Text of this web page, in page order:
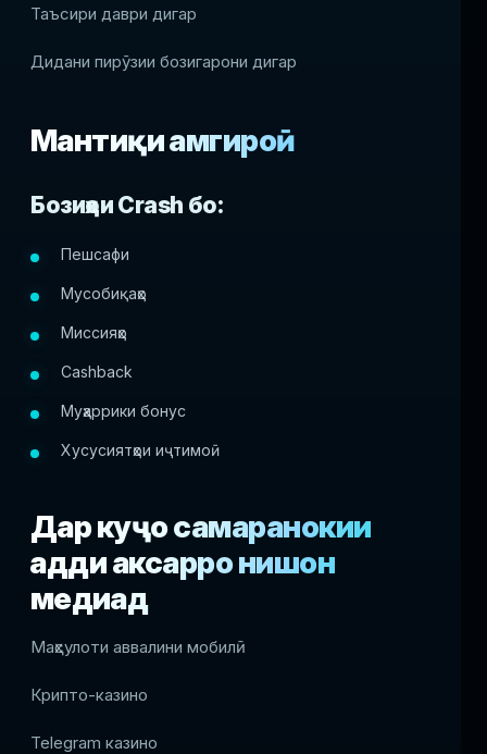
Таъсири даври дигар
Дидани пирӯзии бозигарони дигар
Мантиқи ҳамгироӣ
Бозиҳои Crash бо:
Пешсафи
Мусобиқаҳо
Миссияҳо
Cashback
Муҳаррики бонус
Хусусиятҳои иҷтимоӣ
Дар куҷо самаранокии
ҳадди аксарро нишон
медиҳад
Маҳсулоти аввалини мобилӣ
Крипто-казино
Telegram казино